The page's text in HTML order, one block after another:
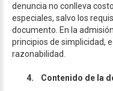
denuncia no conlleva
especiales, salvo los
documento. En la
principios de simplicidad,
razonabilidad.
4. Contenido de la